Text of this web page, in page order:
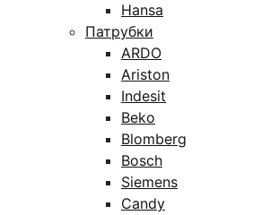
Hansa
Патрубки
ARDO
Ariston
Indesit
Beko
Blomberg
Bosch
Siemens
Candy